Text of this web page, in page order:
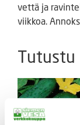
vettä ja
viikkoa.
Tutustu